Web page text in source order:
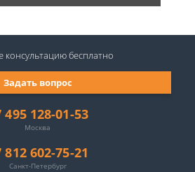
495 128-01-53
Москва
812 602-75-21
Санкт-Петербург
Задать вопрос
консультациюбесплатно